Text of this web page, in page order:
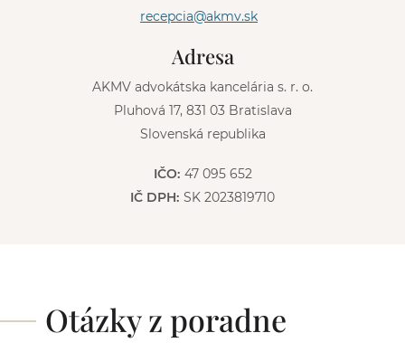
recepcia@akmv.sk
Adresa
AKMV advokátska kancelária s. r. o.
Pluhová 17, 831 03 Bratislava
Slovenská republika
IČO: 47 095 652
IČ DPH: SK 2023819710
Otázky z poradne